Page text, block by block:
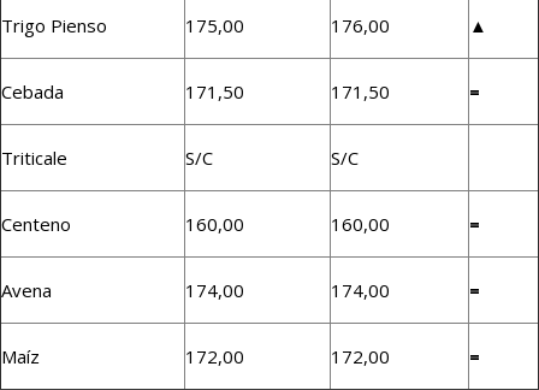
Trigo Pienso 175,00 176,00 ▲
Cebada 171,50 171,50 =
Triticale S/C S/C
Centeno 160,00 160,00 =
Avena 174,00 174,00 =
Maíz 172,00 172,00 =